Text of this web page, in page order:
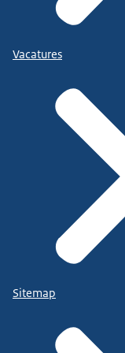
Vacatures
Sitemap